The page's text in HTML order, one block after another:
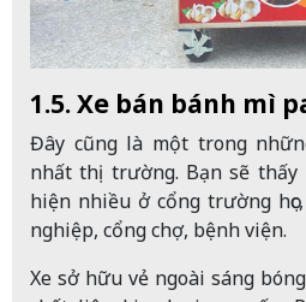
1.5. Xe bán bánh mì
Đây cũng là một trong
nhất thị trường. Bạn sẽ
hiện nhiều ở cổng trường
nghiệp, cổng chợ, bệnh viện.
Xe sở hữu vẻ ngoài sáng